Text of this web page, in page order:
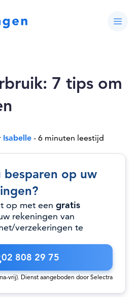
7 tips om
Isabelle - 6 minuten leestijd
besparen op uw
op met een gratis
rekeningen van
verzekeringen te
02 808 29 75
vrij). Dienst aangeboden door Selectra